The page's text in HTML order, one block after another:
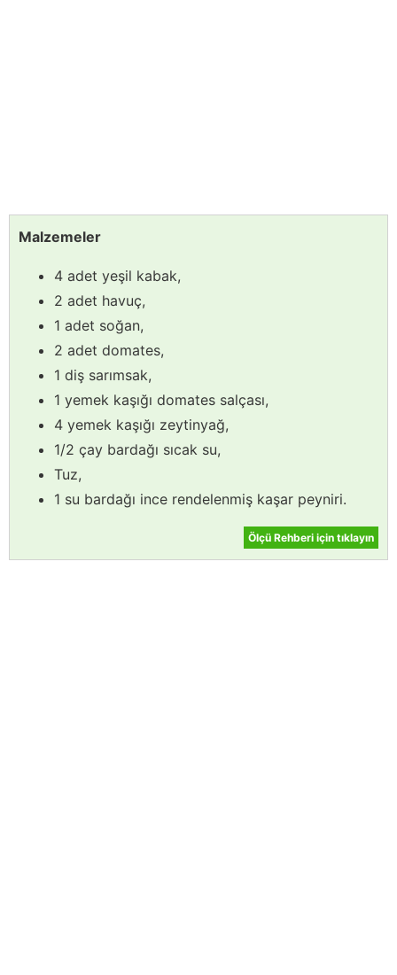
Malzemeler
4 adet yeşil kabak,
2 adet havuç,
1 adet soğan,
2 adet domates,
1 diş sarımsak,
1 yemek kaşığı domates salçası,
4 yemek kaşığı zeytinyağ,
1/2 çay bardağı sıcak su,
Tuz,
1 su bardağı ince rendelenmiş kaşar peyniri.
Ölçü Rehberi için tıklayın